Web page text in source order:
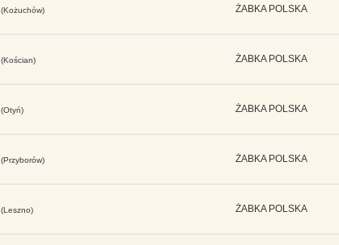
(Kożuchów) ŻABKA POLSKA
(Kościan) ŻABKA POLSKA
(Otyń) ŻABKA POLSKA
(Przyborów) ŻABKA POLSKA
(Leszno) ŻABKA POLSKA